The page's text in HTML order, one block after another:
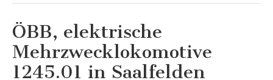
ÖBB, elektrische
Mehrzwecklokomotive
1245.01 in Saalfelden